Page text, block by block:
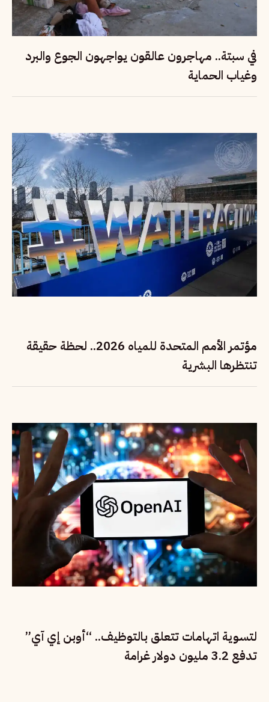
في سبتة.. مهاجرون عالقون يواجهون الجوع والبرد
وغياب الحماية
مؤتمر الأمم المتحدة للمياه 2026.. لحظة حقيقة
تنتظرها البشرية
لتسوية اتهامات تتعلق بالتوظيف.. “أوبن إي آي”
تدفع 3.2 مليون دولار غرامة